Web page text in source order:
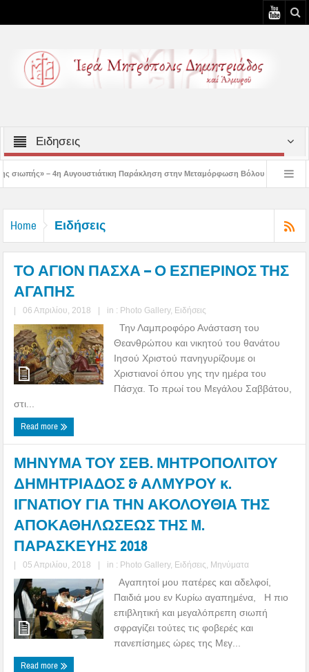
Ειδησεις
Παράκληση στην Μεταμόρφωση Βόλου Επίσκεψη του Δ/ντού της Β/
Home Ειδήσεις
ΤΟ ΑΓΙΟΝ ΠΑΣΧΑ – Ο ΕΣΠΕΡΙΝΟΣ ΤΗΣ
ΑΓΑΠΗΣ
| 06 Απριλίου, 2018 | in : Photo Gallery, Ειδήσεις
Την Λαμπροφόρο Ανάσταση του
Θεανθρώπου και νικητού του θανάτου
Ιησού Χριστού πανηγυρίζουμε οι
Χριστιανοί όπου γης την ημέρα του
Πάσχα. Το πρωί του Μεγάλου Σαββάτου,
στι...
Read more
ΜΗΝΥΜΑ ΤΟΥ ΣΕΒ. ΜΗΤΡΟΠΟΛΙΤΟΥ
ΔΗΜΗΤΡΙΑΔΟΣ & ΑΛΜΥΡΟΥ κ.
ΙΓΝΑΤΙΟΥ ΓΙΑ ΤΗΝ ΑΚΟΛΟΥΘΙΑ ΤΗΣ
ΑΠΟΚΑΘΗΛΩΣΕΩΣ ΤΗΣ M.
ΠΑΡΑΣΚΕΥΗΣ 2018
| 05 Απριλίου, 2018 | in : Photo Gallery, Ειδήσεις Μηνύματα
Αγαπητοί μου πατέρες και αδελφοί,
Παιδιά μου εν Κυρίω αγαπημένα, Η πιο
επιβλητική και μεγαλόπρεπη σιωπή
σφραγίζει τούτες τις φοβερές και
πανεπίσημες ώρες της Μεγ...
Read more